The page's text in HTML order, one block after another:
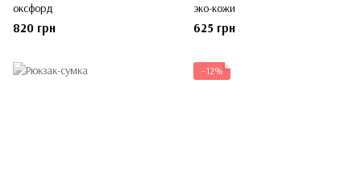
оксфорд
820 грн
эко-кожи
625 грн
−12%